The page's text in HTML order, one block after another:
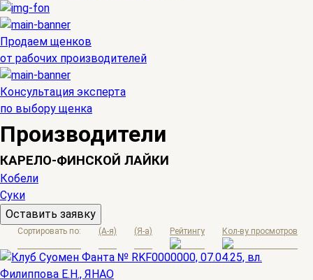
Продаем щенков
от рабочих производителей
Консультация эксперта
по выбору щенка
Производители
КАРЕЛО-ФИНСКОЙ ЛАЙКИ
Кобели
Суки
Оставить заявку
Сортировать по: (A-я) (Я-а) Рейтингу Кол-ву просмотров